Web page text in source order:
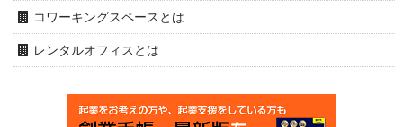
コワーキングスペースとは
レンタルオフィスとは